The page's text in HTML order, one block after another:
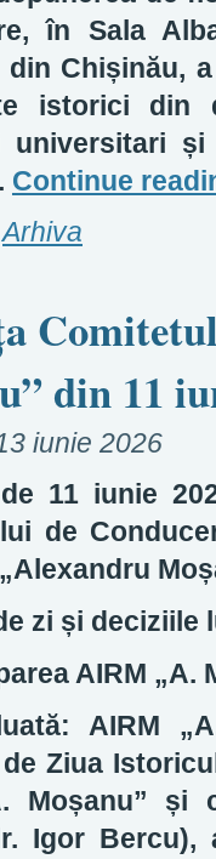
în Sala
din Chișinău,
istorici din
universitari și
Continue
Arhiva
din 11
iunie 2026
11 iunie
de
zi și deciziile
AIRM „A.
AIRM
Ziua
Moșanu” și
Igor